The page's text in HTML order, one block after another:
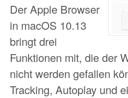
Der Apple Browser
in macOS 10.13
bringt drei
Funktionen mit, die der
nicht werden gefallen
Tracking, Autoplay und